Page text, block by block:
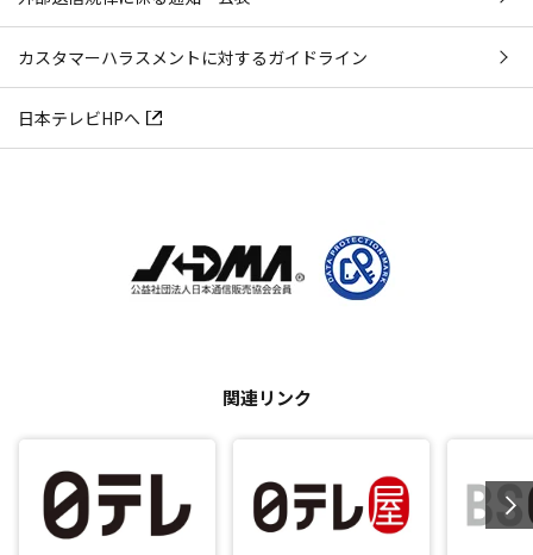
カスタマーハラスメントに対するガイドライン
日本テレビHPへ
関連リンク